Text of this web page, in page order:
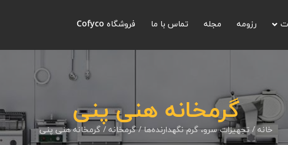
رزومه مجله تماس با ما فروشگاه Cofyco
گرمخانه هنی پنی
خانه / تجهیزات سرو، گرم نگهدارنده‌ها/گرمخانه / گرمخانه هنی پنی